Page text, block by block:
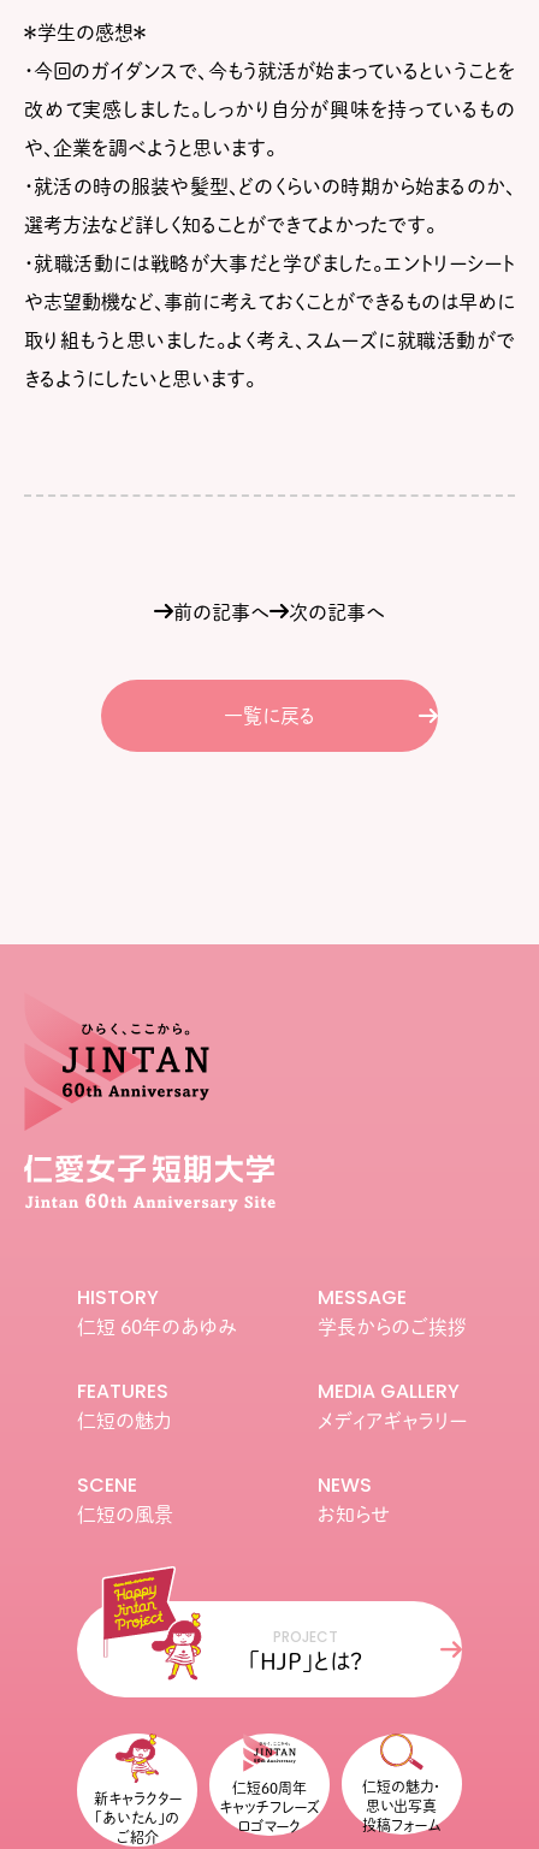
＊学生の感想＊
・今回のガイダンスで、今もう就活が始まっているということを
改めて実感しました。しっかり自分が興味を持っているもの
や、企業を調べようと思います。
・就活の時の服装や髪型、どのくらいの時期から始まるのか、
選考方法など詳しく知ることができてよかったです。
・就職活動には戦略が大事だと学びました。エントリーシート
や志望動機など、事前に考えておくことができるものは早めに
取り組もうと思いました。よく考え、スムーズに就職活動がで
きるようにしたいと思います。
前の記事へ 次の記事へ
一覧に戻る
HISTORY
仁短 60年のあゆみ
MESSAGE
学長からのご挨拶
FEATURES
仁短の魅力
MEDIA GALLERY
メディアギャラリー
SCENE
仁短の風景
NEWS
お知らせ
PROJECT
「HJP」とは？
新キャラクター
「あいたん」の
ご紹介
仁短60周年
キャッチフレーズ
ロゴマーク
仁短の魅力・
思い出写真
投稿フォーム